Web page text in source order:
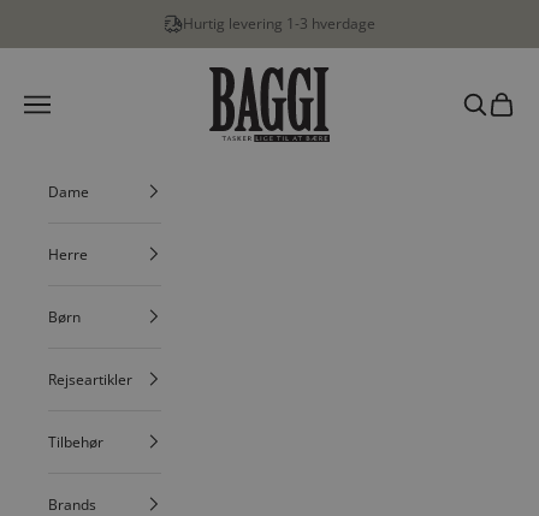
Hurtig levering 1-3 hverdage
BAGGI
Menu
Søg
Dame
Herre
Børn
Rejseartikler
Tilbehør
Brands